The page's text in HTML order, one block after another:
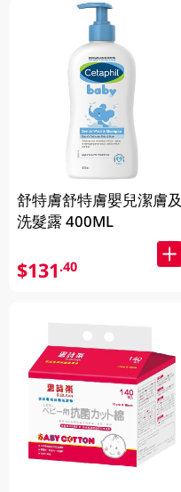
舒特膚舒特膚嬰兒潔膚及
洗髮露 400ML
$131.40